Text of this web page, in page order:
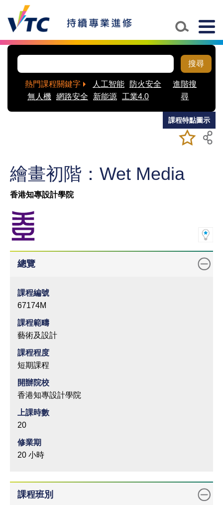
Skip to main content
搜尋
熱門課程關鍵字 人工智能
防火安全
無人機 網路安全 新能源 工業4.0
進階搜
尋
加入/移除
我喜愛的
儲存課程
繪畫初階：Wet Media
香港知專設計學院
總覽
課程編號
67174M
課程範疇
藝術及設計
課程程度
短期課程
開辦院校
香港知專設計學院
上課時數
20
修業期
20 小時
課程班別
課程特點圖示